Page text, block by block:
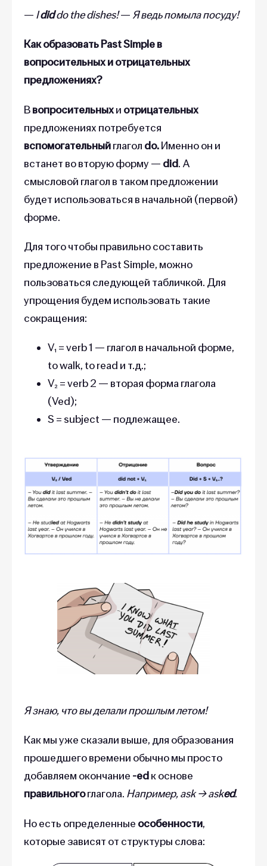
— Ididdo the dishes!— Я ведь помыла посуду!
Как образовать Past Simpleв
вопросительных иотрицательных
предложениях?
Ввопросительныхи отрицательных
предложениях потребуется
вспомогательныйглагол do.Именно он и
встанет во вторую форму — did. А
смысловой глагол в таком предложении
будет использоваться в начальной (первой)
форме.
Для того чтобы правильно составить
предложение в Past Simple, можно
пользоваться следующей табличкой. Для
упрощения будем использовать такие
сокращения:
V₁ = verb 1 — глагол в начальной форме,
to walk, to read и т.д.;
V₂ = verb 2 — вторая форма глагола
(Ved);
S = subject — подлежащее.
Я знаю, что вы делали прошлым летом!
Как мы уже сказали выше, для образования
прошедшего времени обычно мы просто
добавляем окончание -edк основе
правильногоглагола. Например,ask → asked.
Но есть определенные особенности,
которые зависят от структуры слова: